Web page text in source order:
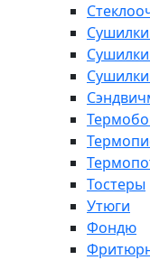
Тостеры
Утюги
Фондю